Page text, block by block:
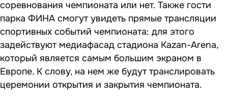
соревнования чемпионата или нет. Также гости
парка ФИНА смогут увидеть прямые трансляции
спортивных событий чемпионата: для этого
задействуют медиафасад стадиона Kazan-Arena,
который является самым большим экраном в
Европе. К слову, на нем же будут транслировать
церемонии открытия и закрытия чемпионата.